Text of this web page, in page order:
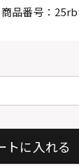
商品番号：